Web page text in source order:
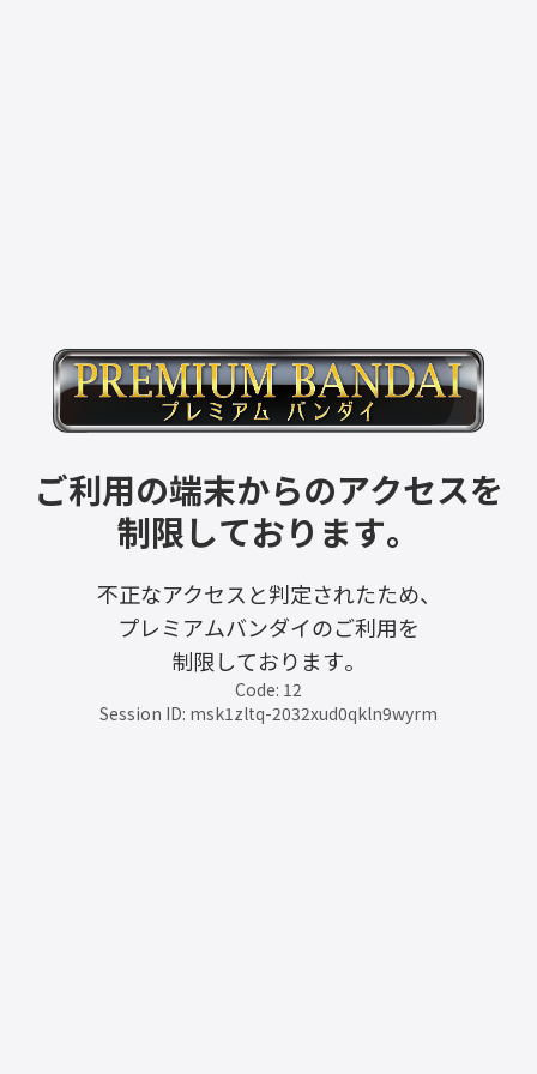
ご利用の端末からのアクセスを
制限しております。
不正なアクセスと判定されたため、
プレミアムバンダイのご利用を
制限しております。
Code: 12
Session ID: msk1zltq-2032xud0qkln9wyrm